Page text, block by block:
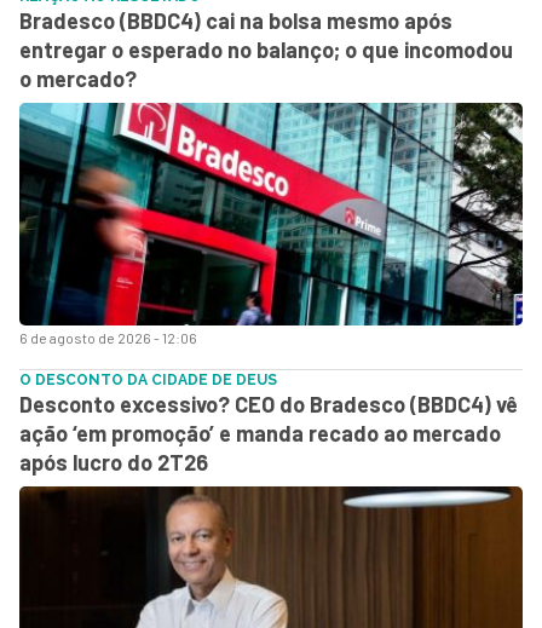
6 de agosto de 2026 - 12:06
Bradesco (BBDC4) cai na bolsa mesmo após
entregar o esperado no balanço; o que incomodou
o mercado?
O DESCONTO DA CIDADE DE DEUS
Desconto excessivo? CEO do Bradesco (BBDC4) vê
ação ‘em promoção’ e manda recado ao mercado
após lucro do 2T26